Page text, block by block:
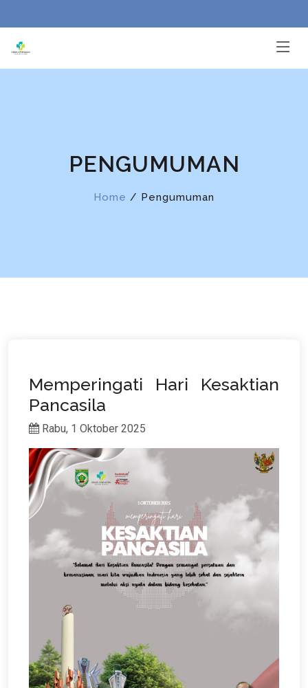
PENGUMUMAN
Home / Pengumuman
Memperingati Hari Kesaktian
Pancasila
Rabu, 1 Oktober 2025